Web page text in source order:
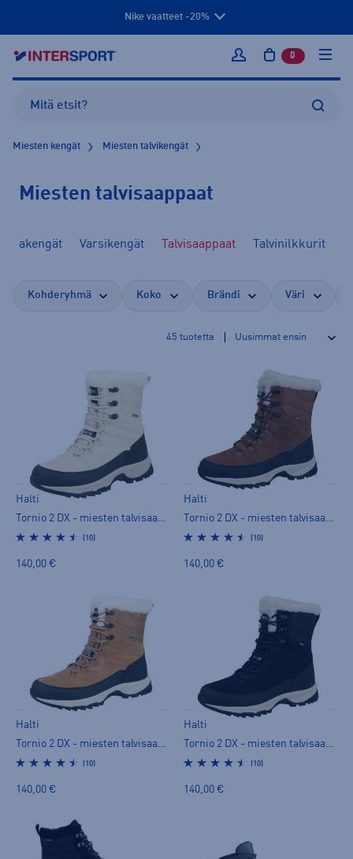
Nike vaatteet -20%
Kirjaudu sisään
0 tuotetta
Miesten kengät Miesten talvikengät
Miesten talvisaappaat
Varsikengät Talvisaappaat Talvinilkkurit
Kohderyhmä Koko Brändi Väri
45 tuotetta
Halti
Tornio 2 DX - miesten talvisaappaat
(10)
140,00 €
Halti
Tornio 2 DX - miesten talvisaappaat
(10)
140,00 €
Halti
Tornio 2 DX - miesten talvisaappaat
(10)
140,00 €
Halti
Tornio 2 DX - miesten talvisaappaat
(10)
140,00 €